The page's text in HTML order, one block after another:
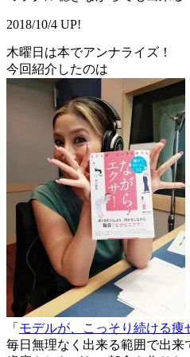
2018/10/4 UP!
木曜日は本でアンナライズ！
今回紹介したのは
「 モデルが、こっそり続ける
毎日無理なく出来る範囲で出来